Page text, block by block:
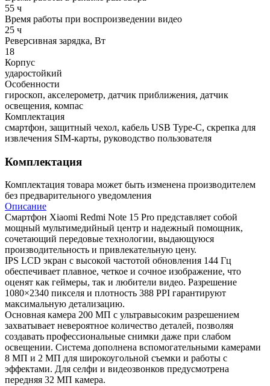
55 ч
Время работы при воспроизведении видео
25 ч
Реверсивная зарядка, Вт
18
Корпус
ударостойкий
Особенности
гироскоп, акселерометр, датчик приближения, датчик
освещения, компас
Комплектация
смартфон, защитный чехол, кабель USB Type-C, скрепка для
извлечения SIM-карты, руководство пользователя
Комплектация
Комплектация товара может быть изменена производителем
без предварительного уведомления
Описание
Смартфон Xiaomi Redmi Note 15 Pro представляет собой
мощный мультимедийный центр и надежный помощник,
сочетающий передовые технологии, выдающуюся
производительность и привлекательную цену.
IPS LCD экран с высокой частотой обновления 144 Гц
обеспечивает плавное, четкое и сочное изображение, что
оценят как геймеры, так и любители видео. Разрешение
1080×2340 пикселя и плотность 388 PPI гарантируют
максимальную детализацию.
Основная камера 200 МП с ультравысоким разрешением
захватывает невероятное количество деталей, позволяя
создавать профессиональные снимки даже при слабом
освещении. Система дополнена вспомогательными камерами
8 МП и 2 МП для широкоугольной съемки и работы с
эффектами. Для селфи и видеозвонков предусмотрена
передняя 32 MП камера.